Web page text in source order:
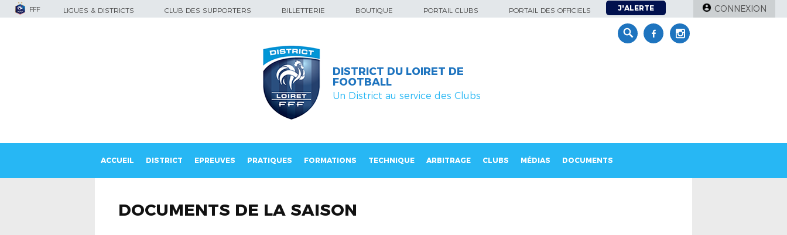
FFF LIGUES & DISTRICTS CLUB DES SUPPORTERS BILLETTERIE BOUTIQUE PORTAIL CLUBS PORTAIL DES OFFICIELS J'ALERTE CONNEXION
DISTRICT DU LOIRET DE
FOOTBALL
Un District au service des Clubs
ACCUEIL DISTRICT EPREUVES PRATIQUES FORMATIONS TECHNIQUE ARBITRAGE CLUBS MÉDIAS DOCUMENTS
DOCUMENTS DE LA SAISON